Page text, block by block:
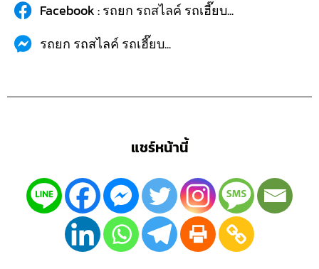
Facebook : รถยก รถสไลค์ รถเฮี๊ยบ...
รถยก รถสไลค์ รถเฮี๊ยบ...
แชร์หน้านี้